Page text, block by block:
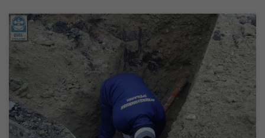
Због отклањања квара на уличној водоводној мрежи, на углу
улица Саве Текелије и Тоше Јовановић, тренутно је прекинуто
водоснабдевање у поменутим и околним улицама. Према
првим проценама са терена квар ће, уколико не дође до
непланираних дешавања, бити отклоњен до 13 часова. Одмах
по завршетку радова биће нормализовано водоснабдевање у
овом делу града. […]